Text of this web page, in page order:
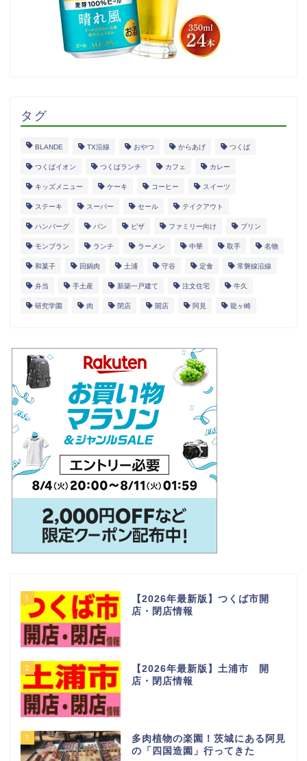
タグ
BLANDE TX沿線 おやつ からあげ つくば
つくばイオン つくばランチ カフェ カレー
キッズメニュー ケーキ コーヒー スイーツ
ステーキ スーパー セール テイクアウト
ハンバーグ パン ピザ ファミリー向け プリン
モンブラン ランチ ラーメン 中華 取手 名物
和菓子 回鍋肉 土浦 守谷 定食 常磐線沿線
弁当 手土産 新築一戸建て 注文住宅 牛久
研究学園 肉 閉店 開店 阿見 龍ヶ崎
1
【2026年最新版】つくば市開
店・閉店情報
2
【2026年最新版】土浦市 開
店・閉店情報
3
多肉植物の楽園！茨城にある阿見
の「四国造園」行ってきた